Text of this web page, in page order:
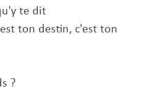
te dit
ton destin, c'est ton
?